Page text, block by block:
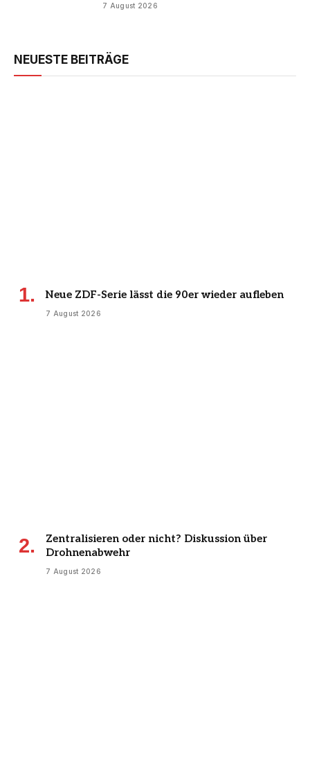
7 August 2026
NEUESTE BEITRÄGE
Neue ZDF-Serie lässt die 90er wieder aufleben
7 August 2026
Zentralisieren oder nicht? Diskussion über
Drohnenabwehr
7 August 2026